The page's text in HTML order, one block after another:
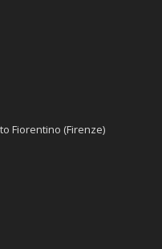
Fiorentino (Firenze)